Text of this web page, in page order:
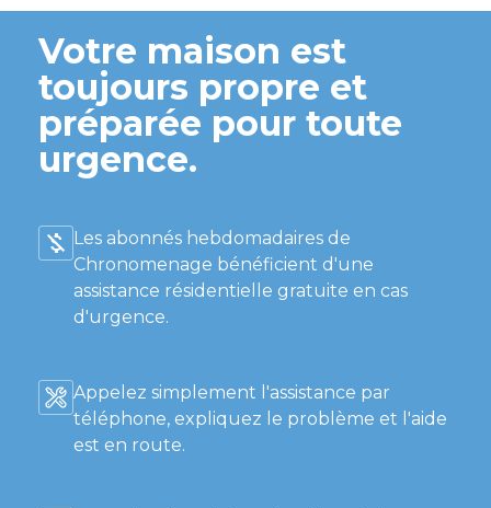
Votre maison est
toujours propre et
préparée pour toute
urgence.
Les abonnés hebdomadaires de
Chronomenage bénéficient d'une
assistance résidentielle gratuite en cas
d'urgence.
Appelez simplement l'assistance par
téléphone, expliquez le problème et l'aide
est en route.